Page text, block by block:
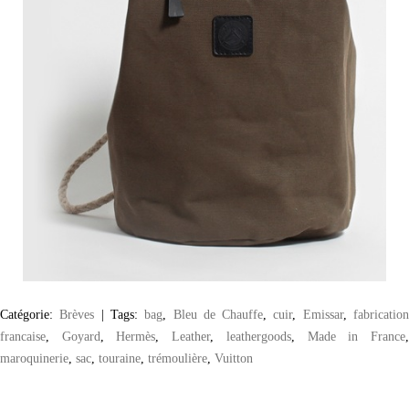
Catégorie:Brèves | Tags:bag Bleu de Chauffe ,cuir, Emissar,fabrication
francaise
Goyard ,Hermès ,Leather, leathergoods, Made in France
maroquinerie sac touraine trémoulière Vuitton